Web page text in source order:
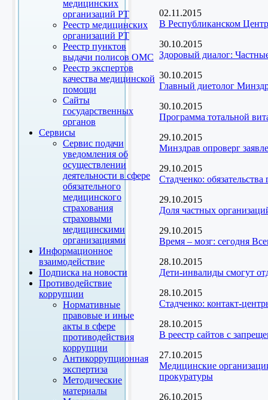
медицинских
организаций РТ
Реестр медицинских
организаций РТ
Реестр пунктов
выдачи полисов ОМС
Реестр экспертов
качества медицинской
помощи
Сайты
государственных
органов
Сервисы
Сервис подачи
уведомления об
осуществлении
деятельности в сфере
обязательного
медицинского
страхования
страховыми
медицинскими
организациями
Информационное
взаимодействие
Подписка на новости
Противодействие
коррупции
Нормативные
правовые и иные
акты в сфере
противодействия
коррупции
Антикоррупционная
экспертиза
Методические
материалы
02.11.2015
В Республиканском
30.10.2015
Здоровый диалог:
30.10.2015
Главный диетолог
30.10.2015
Программа тотальной
29.10.2015
Минздрав опроверг
29.10.2015
Стадченко:
29.10.2015
Доля частных
29.10.2015
Время – мозг: сегодня
28.10.2015
Дети-инвалиды смогут
28.10.2015
Стадченко: контакт-
28.10.2015
В реестр сайтов с
27.10.2015
Медицинские
прокуратуры
26.10.2015